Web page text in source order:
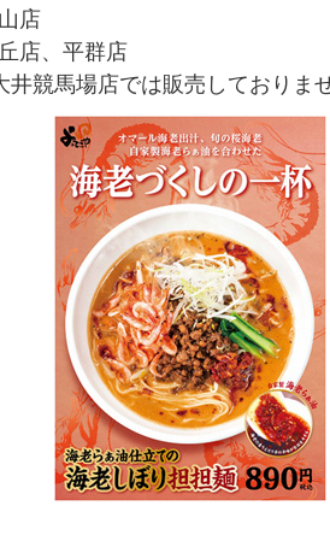
店
店、平群店
競馬場店では販売しておりま